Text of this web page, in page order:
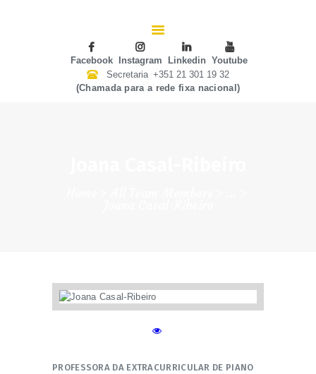
Facebook Instagram Linkedin Youtube
Secretaria +351 21 301 19 32
(Chamada para a rede fixa nacional)
Colégio Helen Keller
INSTITUIÇÃO PARTICULAR DE SOLIDARIEDADE SOCIAL
ENSINO
ATIVIDADES
PROFESSORA DA EXTRACURRICULAR DE PIANO